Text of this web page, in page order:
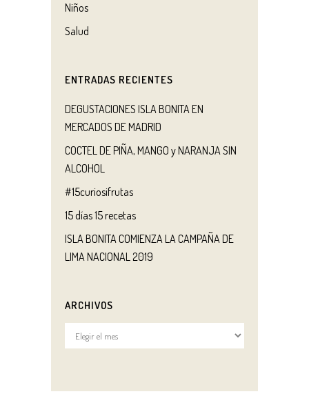
Niños
Salud
ENTRADAS RECIENTES
DEGUSTACIONES ISLA BONITA EN
MERCADOS DE MADRID
COCTEL DE PIÑA, MANGO y NARANJA SIN
ALCOHOL
#15curiosifrutas
15 días 15 recetas
ISLA BONITA COMIENZA LA CAMPAÑA DE
LIMA NACIONAL 2019
ARCHIVOS
Archivos